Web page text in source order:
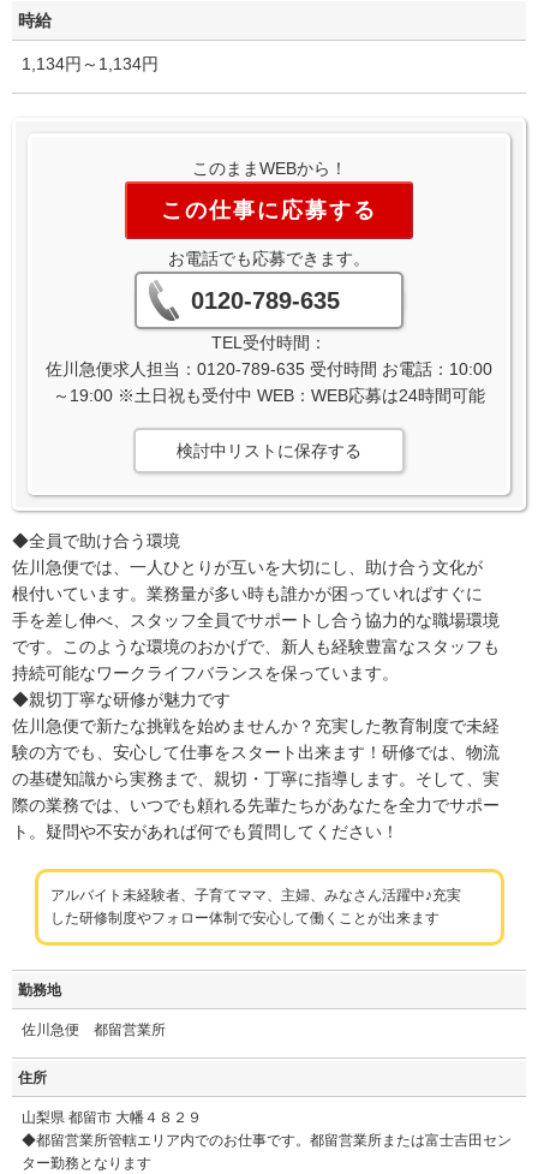
時給
1,134円～1,134円
このままWEBから！
この仕事に応募する
お電話でも応募できます。
0120-789-635
TEL受付時間：
佐川急便求人担当：0120-789-635 受付時間 お電話：10:00
～19:00 ※土日祝も受付中 WEB：WEB応募は24時間可能
検討中リストに保存する
◆全員で助け合う環境
佐川急便では、一人ひとりが互いを大切にし、助け合う文化が
根付いています。業務量が多い時も誰かが困っていればすぐに
手を差し伸べ、スタッフ全員でサポートし合う協力的な職場環境
です。このような環境のおかげで、新人も経験豊富なスタッフも
持続可能なワークライフバランスを保っています。
◆親切丁寧な研修が魅力です
佐川急便で新たな挑戦を始めませんか？充実した教育制度で未経
験の方でも、安心して仕事をスタート出来ます！研修では、物流
の基礎知識から実務まで、親切・丁寧に指導します。そして、実
際の業務では、いつでも頼れる先輩たちがあなたを全力でサポー
ト。疑問や不安があれば何でも質問してください！
アルバイト未経験者、子育てママ、主婦、みなさん活躍中♪充実
した研修制度やフォロー体制で安心して働くことが出来ます
勤務地
佐川急便 都留営業所
住所
山梨県 都留市 大幡４８２９
◆都留営業所管轄エリア内でのお仕事です。都留営業所または富士吉田セン
ター勤務となります